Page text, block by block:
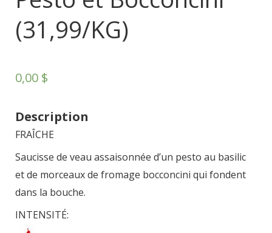
(31,99/KG)
0,00 $
Description
FRAÎCHE
Saucisse de veau assaisonnée d’un pesto au basilic
et de morceaux de fromage bocconcini qui fondent
dans la bouche.
INTENSITÉ: